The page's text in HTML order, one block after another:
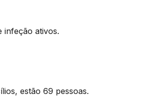
infeção ativos.
estão 69 pessoas.